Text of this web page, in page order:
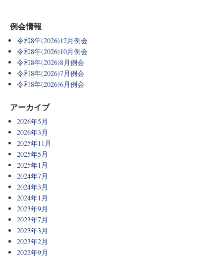
例会情報
令和8年(2026)12月例会
令和8年(2026)10月例会
令和8年(2026)8月例会
令和8年(2026)7月例会
令和8年(2026)6月例会
アーカイブ
2026年5月
2026年3月
2025年11月
2025年5月
2025年1月
2024年7月
2024年3月
2024年1月
2023年9月
2023年7月
2023年3月
2023年2月
2022年9月